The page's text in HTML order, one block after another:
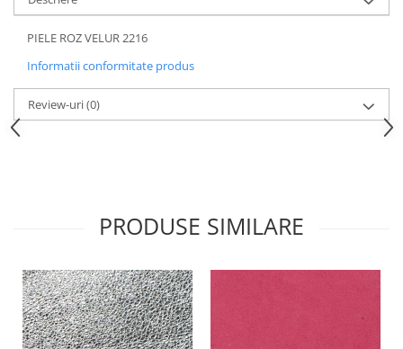
PIELE ROZ VELUR 2216
Informatii conformitate produs
Review-uri(0)
PRODUSE SIMILARE